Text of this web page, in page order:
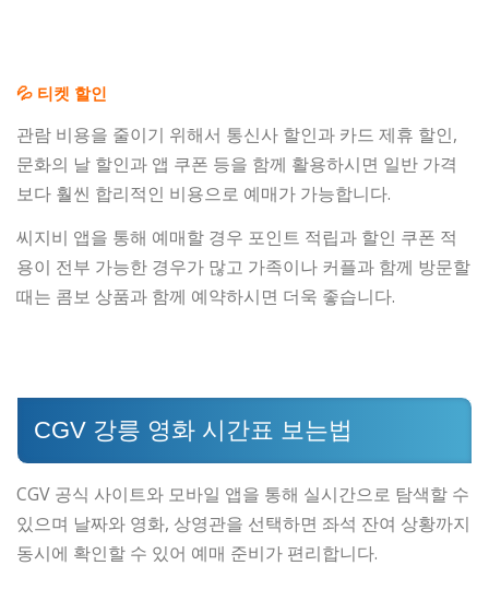
💦 티켓 할인
관람 비용을 줄이기 위해서 통신사 할인과 카드 제휴 할인,
문화의 날 할인과 앱 쿠폰 등을 함께 활용하시면 일반 가격
보다 훨씬 합리적인 비용으로 예매가 가능합니다.
씨지비 앱을 통해 예매할 경우 포인트 적립과 할인 쿠폰 적
용이 전부 가능한 경우가 많고 가족이나 커플과 함께 방문할
때는 콤보 상품과 함께 예약하시면 더욱 좋습니다.
CGV 강릉 영화 시간표 보는법
CGV 공식 사이트와 모바일 앱을 통해 실시간으로 탐색할 수
있으며 날짜와 영화, 상영관을 선택하면 좌석 잔여 상황까지
동시에 확인할 수 있어 예매 준비가 편리합니다.